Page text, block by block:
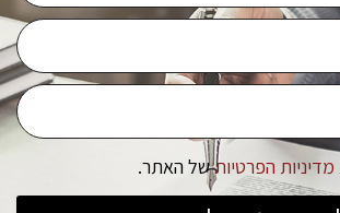
מדיניות הפרטיותשל האתר.